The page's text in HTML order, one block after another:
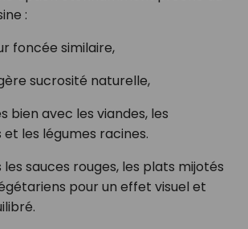
:
foncée similaire,
sucrosité naturelle,
bien avec les viandes, les
les légumes racines.
les sauces rouges, les plats mijotés
pour un effet visuel et